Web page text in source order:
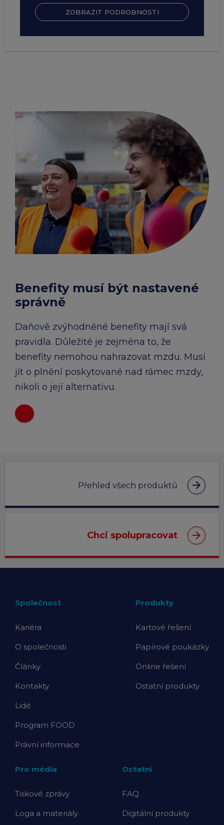
ZOBRAZIT PODROBNOSTI
Benefity musí být nastavené
správně
Daňově zvýhodněné benefity mají svá
pravidla. Důležité je zejména to, že
benefity nemohou nahrazovat mzdu. Musí
jít o plnění poskytované nad rámec mzdy,
nikoli o její alternativu.
Přehled všech produktů arrow_forward
Chci spolupracovat arrow_forward
Společnost
Kariéra
O společnosti
Články
Kontakty
Lidé
Program FOOD
Právní informace
Produkty
Kartové řešení
Papírové poukázky
Online řešení
Ostatní produkty
Pro média
Tiskové zprávy
Loga a materiály
Ostatní
FAQ
Digitální produkty